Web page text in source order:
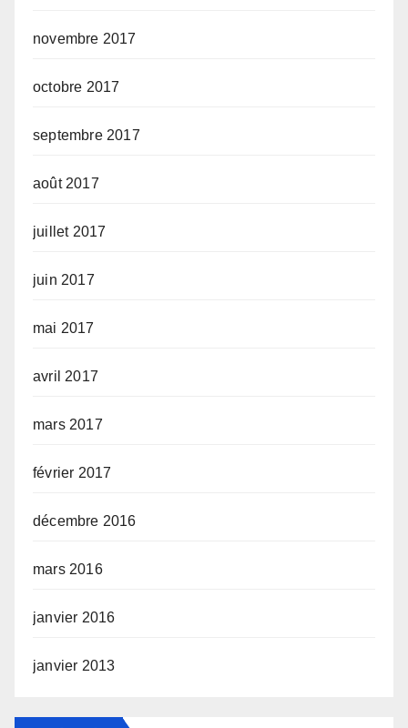
novembre 2017
octobre 2017
septembre 2017
août 2017
juillet 2017
juin 2017
mai 2017
avril 2017
mars 2017
février 2017
décembre 2016
mars 2016
janvier 2016
janvier 2013